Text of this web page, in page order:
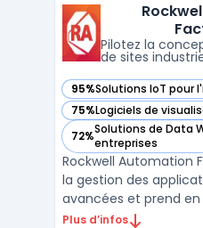
communs pour
logicielle. Avec ce logi
Pilotez la
de sites
95%Solutions IoT pour
— voir Rockwell
75%Logiciels de
— voir Rockwell
72%Solutions de Data
entreprises
— voir Rockwell
Rockwell Automation
la gestion des
avancées et prend
digitalisation
Plus d’infos